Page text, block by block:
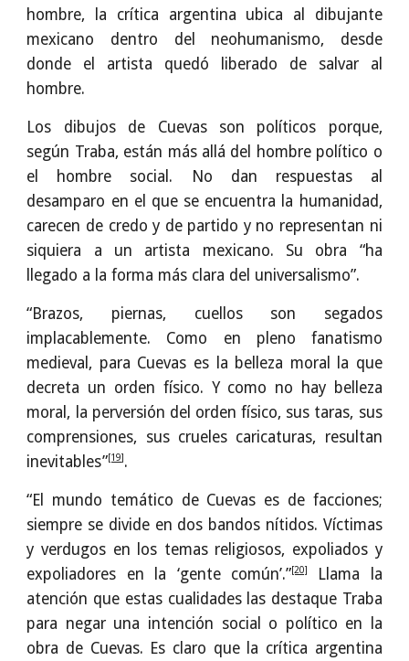
hombre, la crítica argentina ubica al dibujante
mexicano dentro del neohumanismo, desde
donde el artista quedó liberado de salvar al
hombre.
Los dibujos de Cuevas son políticos porque,
según Traba, están más allá del hombre político o
el hombre social. No dan respuestas al
desamparo en el que se encuentra la humanidad,
carecen de credo y de partido y no representan ni
siquiera a un artista mexicano. Su obra “ha
llegado a la forma más clara del universalismo”.
“Brazos, piernas, cuellos son segados
implacablemente. Como en pleno fanatismo
medieval, para Cuevas es la belleza moral la que
decreta un orden físico. Y como no hay belleza
moral, la perversión del orden físico, sus taras, sus
comprensiones, sus crueles caricaturas, resultan
inevitables”[19] .
“El mundo temático de Cuevas es de facciones;
siempre se divide en dos bandos nítidos. Víctimas
y verdugos en los temas religiosos, expoliados y
expoliadores en la ‘gente común’.”[20]
Llama la
atención que estas cualidades las destaque Traba
para negar una intención social o político en la
obra de Cuevas. Es claro que la crítica argentina